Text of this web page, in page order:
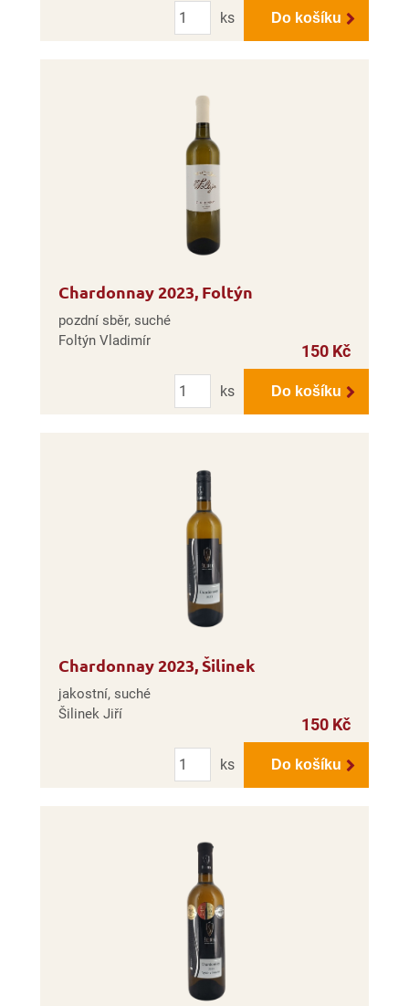
ks
Do košíku
Chardonnay 2023, Foltýn
pozdní sběr, suché
Foltýn Vladimír
150 Kč
Počet
ks
Do košíku
Chardonnay 2023, Šilinek
jakostní, suché
Šilinek Jiří
150 Kč
Počet
ks
Do košíku